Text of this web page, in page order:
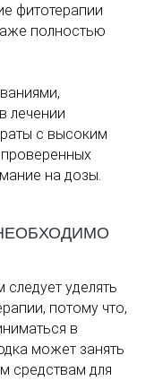
фитотерапии
полностью
лечении
с высоким
на дозы.
уделять
потому что,
в
может занять
средствам для